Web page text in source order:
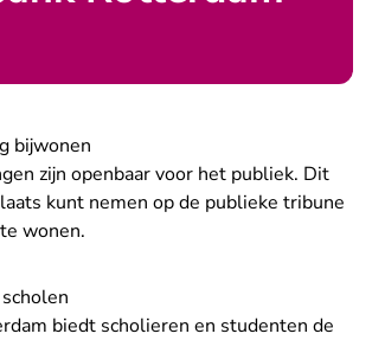
bijwonen
zijn openbaar voor het publiek. Dit
kunt nemen op de publieke tribune
wonen.
biedt scholieren en studenten de